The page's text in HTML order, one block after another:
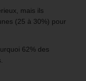
mais ils
(25 à 30%) pour
62% des